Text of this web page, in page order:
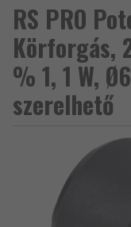
RS PRO
Körforgás,
% 1, 1 W,
szerelhető